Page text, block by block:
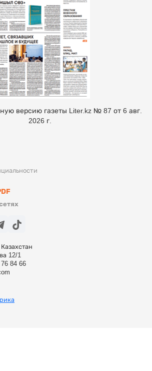
12/1
84 66
версию газеты Liter.kz № 87 от 6 авг.
2026 г.